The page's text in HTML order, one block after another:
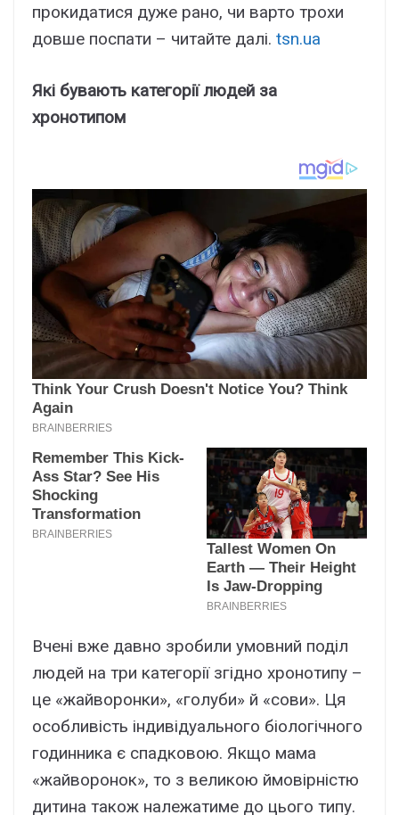
прокидатися дуже рано, чи варто трохи
довше поспати – читайте далі. tsn.ua
Які бувають категорії людей за
хронотипом
Вчені вже давно зробили умовний поділ
людей на три категорії згідно хронотипу –
це «жайворонки», «голуби» й «сови». Ця
особливість індивідуального біологічного
годинника є спадковою. Якщо мама
«жайворонок», то з великою ймовірністю
дитина також належатиме до цього типу.